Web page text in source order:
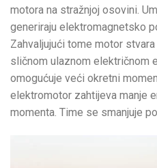
motora na stražnjoj osovini.
generiraju elektromagnetsko
Zahvaljujući tome motor
sličnom ulaznom električnom
omogućuje veći okretni
elektromotor zahtijeva manje
momenta. Time se smanjuje